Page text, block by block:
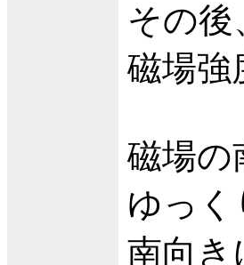
その後
磁場強
磁場の
ゆっ
南向き